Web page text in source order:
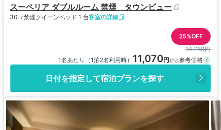
スーペリア ダブルルーム 禁煙 タウンビュー
30㎡禁煙クイーンベッド 1 台客室の詳細
25%OFF
14,760円
1名あたり（1泊2名利用時） 11,070
日付を指定して宿泊プランを探す